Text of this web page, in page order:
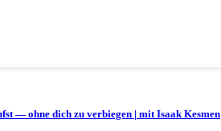
— ohne dich zu verbiegen | mit Isaak Kesmen